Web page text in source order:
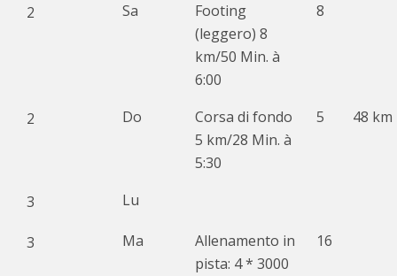
2 Sa
Footing
(leggero) 8
km/50 Min. à
6:00
8
2 Do
Corsa di fondo
5 km/28 Min. à
5:30
5 48 km
3 Lu
3 Ma
Allenamento in
pista: 4 * 3000
16